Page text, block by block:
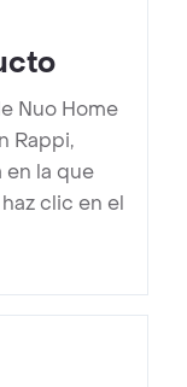
Nuo Home
Rappi,
la que
clic en el